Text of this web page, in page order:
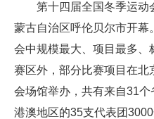
第十四届全国冬季运动会
蒙古自治区呼伦贝尔市开幕
会中规模最大、项目最多、
赛区外，部分比赛项目在北
会场馆举办，共有来自31个
港澳地区的35支代表团